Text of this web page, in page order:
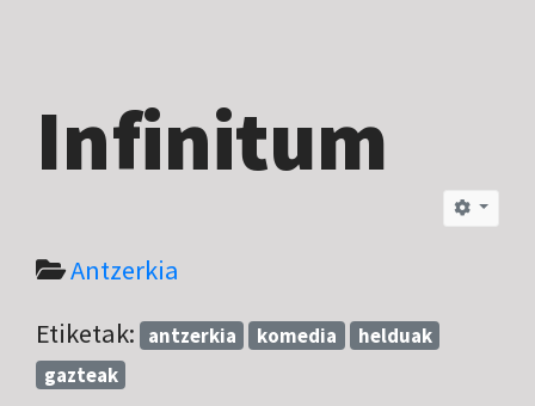
Infinitum
Antzerkia
Etiketak: antzerkia komedia
helduak
gazteak